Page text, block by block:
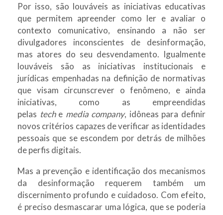
Por isso, são louváveis as iniciativas educativas
que permitem apreender como ler e avaliar o
contexto comunicativo, ensinando a não ser
divulgadores inconscientes de desinformação,
mas atores do seu desvendamento. Igualmente
louváveis são as iniciativas institucionais e
jurídicas empenhadas na definição de normativas
que visam circunscrever o fenômeno, e ainda
iniciativas, como as empreendidas
pelas tech e media company, idôneas para definir
novos critérios capazes de verificar as identidades
pessoais que se escondem por detrás de milhões
de perfis digitais.
Mas a prevenção e identificação dos mecanismos
da desinformação requerem também um
discernimento profundo e cuidadoso. Com efeito,
é preciso desmascarar uma lógica, que se poderia